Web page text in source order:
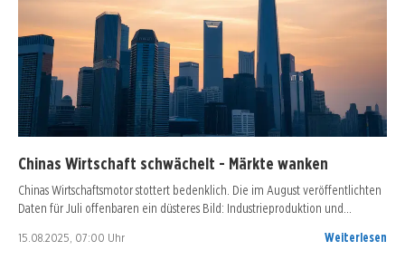
Chinas Wirtschaft schwächelt - Märkte wanken
Chinas Wirtschaftsmotor stottert bedenklich. Die im August veröffentlichten
Daten für Juli offenbaren ein düsteres Bild: Industrieproduktion und…
15.08.2025, 07:00 Uhr Weiterlesen